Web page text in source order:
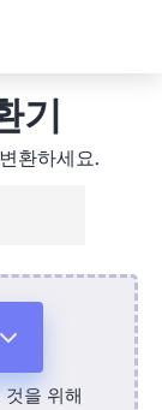
기
환하세요.
것을 위해